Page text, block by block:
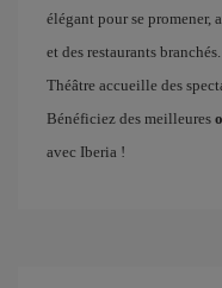
élégant pour se promener,
et des restaurants
Théâtre accueille des
Bénéficiez des meilleures
avec Iberia !